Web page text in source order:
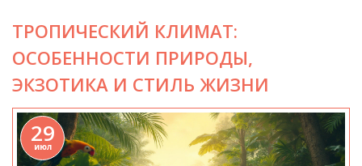
ТРОПИЧЕСКИЙ КЛИМАТ:
ОСОБЕННОСТИ ПРИРОДЫ,
ЭКЗОТИКА И СТИЛЬ ЖИЗНИ
29
июл